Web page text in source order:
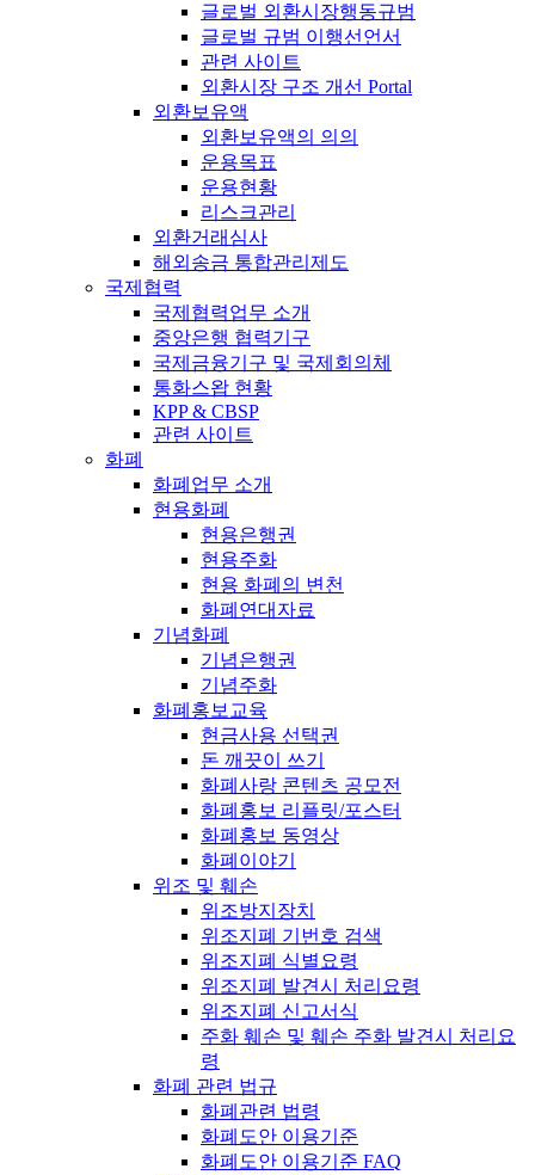
글로벌 외환시장행동규범
글로벌 규범 이행선언서
관련 사이트
외환시장 구조 개선 Portal
외환보유액
외환보유액의 의의
운용목표
운용현황
리스크관리
외환거래심사
해외송금 통합관리제도
국제협력
국제협력업무 소개
중앙은행 협력기구
국제금융기구 및 국제회의체
통화스왑 현황
KPP & CBSP
관련 사이트
화폐
화폐업무 소개
현용화폐
현용은행권
현용주화
현용 화폐의 변천
화폐연대자료
기념화폐
기념은행권
기념주화
화폐홍보교육
현금사용 선택권
돈 깨끗이 쓰기
화폐사랑 콘텐츠 공모전
화폐홍보 리플릿/포스터
화폐홍보 동영상
화폐이야기
위조 및 훼손
위조방지장치
위조지폐 기번호 검색
위조지폐 식별요령
위조지폐 발견시 처리요령
위조지폐 신고서식
주화 훼손 및 훼손 주화 발견시 처리요
령
화폐 관련 법규
화폐관련 법령
화폐도안 이용기준
화폐도안 이용기준 FAQ